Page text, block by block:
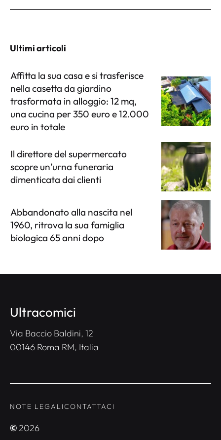
Ultimi articoli
Affitta la sua casa e si trasferisce
nella casetta da giardino
trasformata in alloggio: 12 mq,
una cucina per 350 euro e 12.000
euro in totale
Il direttore del supermercato
scopre un’urna funeraria
dimenticata dai clienti
Abbandonato alla nascita nel
1960, ritrova la sua famiglia
biologica 65 anni dopo
Ultracomici
Via Baccio Baldini, 12
00146 Roma RM, Italia
NOTE LEGALICONTATTACI
©2026